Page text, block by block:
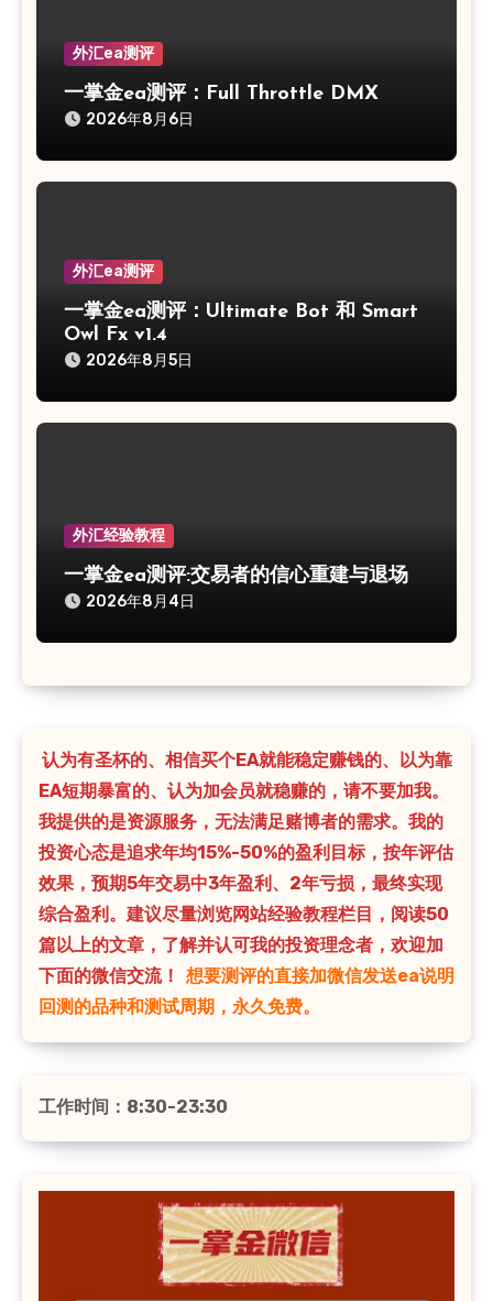
外汇ea测评
一掌金ea测评：Full Throttle DMX
2026年8月6日
外汇ea测评
一掌金ea测评：Ultimate Bot 和 Smart
Owl Fx v1.4
2026年8月5日
外汇经验教程
一掌金ea测评:交易者的信心重建与退场
2026年8月4日
认为有圣杯的、相信买个EA就能稳定赚钱的、以为靠
EA短期暴富的、认为加会员就稳赚的，请不要加我。
我提供的是资源服务，无法满足赌博者的需求。我的
投资心态是追求年均15%-50%的盈利目标，按年评估
效果，预期5年交易中3年盈利、2年亏损，最终实现
综合盈利。建议尽量浏览网站经验教程栏目，阅读50
篇以上的文章，了解并认可我的投资理念者，欢迎加
下面的微信交流！
想要测评的直接加微信发送ea说明
回测的品种和测试周期，永久免费。
工作时间：8:30-23:30